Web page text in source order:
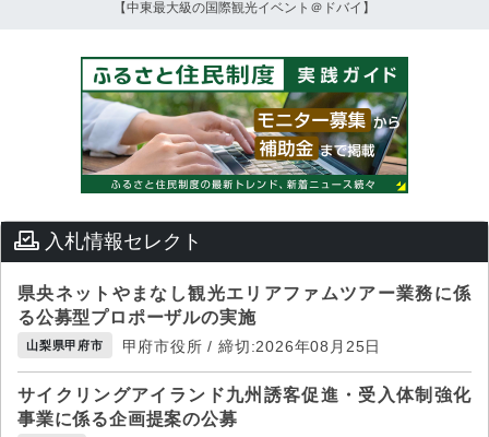
【中東最大級の国際観光イベント＠ドバイ】
入札情報セレクト
県央ネットやまなし観光エリアファムツアー業務に係
る公募型プロポーザルの実施
山梨県甲府市 甲府市役所 / 締切:2026年08月25日
サイクリングアイランド九州誘客促進・受入体制強化
事業に係る企画提案の公募